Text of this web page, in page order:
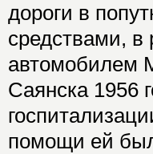
дороги в
средствами, в
автомобилем
Саянска 1956
помощи ей